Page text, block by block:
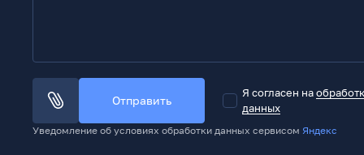
Отправить
Я согласен на
данных
Уведомление об условиях обработки данных сервисом Яндекс